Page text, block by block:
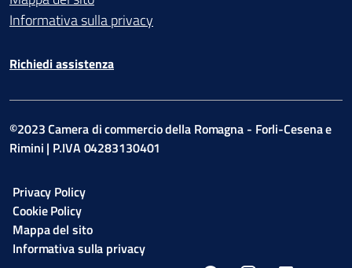
Informativa sulla privacy
Richiedi assistenza
©2023 Camera di commercio della Romagna - Forli-Cesena e
Rimini | P.IVA 04283130401
Privacy Policy
Cookie Policy
Mappa del sito
Informativa sulla privacy